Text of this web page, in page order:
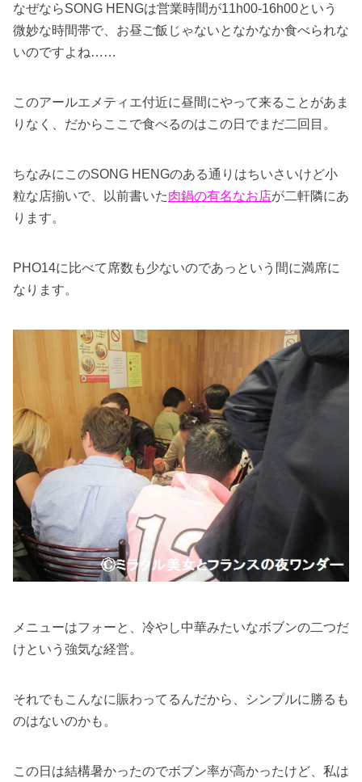
なぜならSONG HENGは営業時間が11h00-16h00という
微妙な時間帯で、お昼ご飯じゃないとなかなか食べられな
いのですよね……
このアールエメティエ付近に昼間にやって来ることがあま
りなく、だからここで食べるのはこの日でまだ二回目。
ちなみにこのSONG HENGのある通りはちいさいけど小
粒な店揃いで、以前書いた肉鍋の有名なお店が二軒隣にあ
ります。
PHO14に比べて席数も少ないのであっという間に満席に
なります。
メニューはフォーと、冷やし中華みたいなボブンの二つだ
けという強気な経営。
それでもこんなに賑わってるんだから、シンプルに勝るも
のはないのかも。
この日は結構暑かったのでボブン率が高かったけど、私は